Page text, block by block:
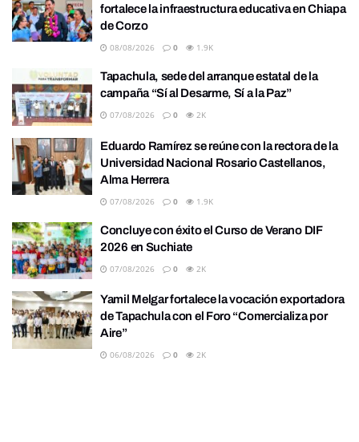
fortalece la infraestructura educativa en Chiapa
de Corzo
08/08/2026 0 1.9K
Tapachula, sede del arranque estatal de la
campaña “Sí al Desarme, Sí a la Paz”
07/08/2026 0 2K
Eduardo Ramírez se reúne con la rectora de la
Universidad Nacional Rosario Castellanos,
Alma Herrera
07/08/2026 0 1.9K
Concluye con éxito el Curso de Verano DIF
2026 en Suchiate
07/08/2026 0 2K
Yamil Melgar fortalece la vocación exportadora
de Tapachula con el Foro “Comercializa por
Aire”
06/08/2026 0 2K